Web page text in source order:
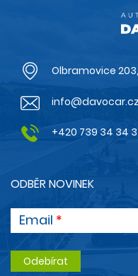
Olbramovice
info@davocar.cz
+420 739 34 34
ODBĚR NOVINEK
Email